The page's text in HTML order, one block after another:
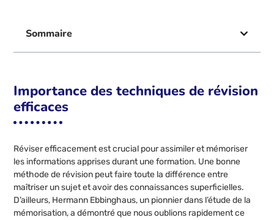
Sommaire
Importance des techniques de révision
efficaces
Réviser efficacement est crucial pour assimiler et mémoriser
les informations apprises durant une formation. Une bonne
méthode de révision peut faire toute la différence entre
maîtriser un sujet et avoir des connaissances superficielles.
D’ailleurs, Hermann Ebbinghaus, un pionnier dans l’étude de la
mémorisation, a démontré que nous oublions rapidement ce